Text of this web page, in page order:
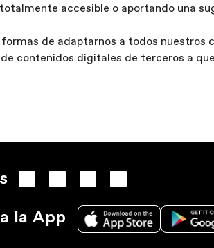
accesible o aportando una
de adaptarnos a todos nuestros
contenidos digitales de terceros a
la App